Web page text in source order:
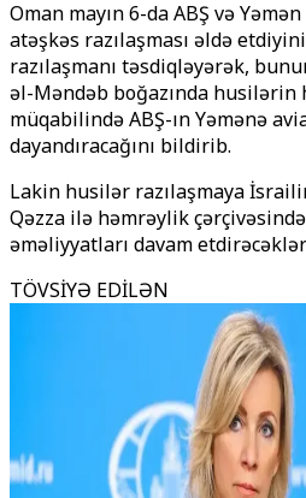
Oman mayın 6-da ABŞ və
atəşkəs razılaşması əldə
razılaşmanı təsdiqləyərək,
əl-Məndəb boğazında husilərin
müqabilində ABŞ-ın Yəmənə
dayandıracağını bildirib.
Lakin husilər razılaşmaya
Qəzza ilə həmrəylik
əməliyyatları davam
TÖVSİYƏ EDİLƏN